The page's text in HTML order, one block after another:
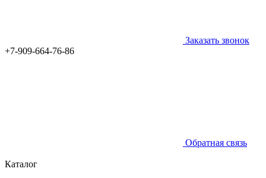
Заказать звонок
+7-909-664-76-86
Обратная связь
Каталог